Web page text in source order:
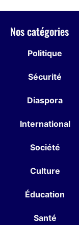
Nos catégories
Politique
Sécurité
Diaspora
International
Société
Culture
Éducation
Santé